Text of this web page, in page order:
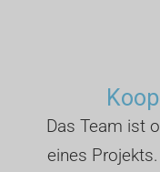
Das Team ist
eines